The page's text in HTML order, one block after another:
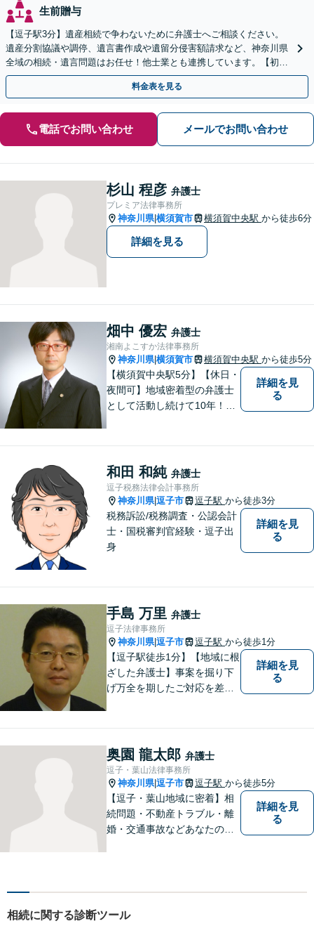
生前贈与
【逗子駅3分】遺産相続で争わないために弁護士へご相談ください。
遺産分割協議や調停、遺言書作成や遺留分侵害額請求など、神奈川県
全域の相続・遺言問題はお任せ！他士業とも連携しています。【初回
面談無料】【夜間・休日は予約で対応可】
料金表を見る
電話でお問い合わせ メールでお問い合わせ
杉山 程彦 弁護士
プレミア法律事務所
神奈川県|横須賀市 横須賀中央駅 から徒歩6分
詳細を見る
畑中 優宏 弁護士
湘南よこすか法律事務所
神奈川県|横須賀市 横須賀中央駅 から徒歩5分
【横須賀中央駅5分】【休日・
夜間可】地域密着型の弁護士
として活動し続けて10年！豊
可】【女性弁護士在籍】
詳細を見
る
和田 和純 弁護士
逗子税務法律会計事務所
神奈川県|逗子市 逗子駅 から徒歩3分
税務訴訟/税務調査・公認会計
士・国税審判官経験・逗子出
身
詳細を見
る
手島 万里 弁護士
逗子法律事務所
神奈川県|逗子市 逗子駅 から徒歩1分
【逗子駅徒歩1分】【地域に根
ざした弁護士】事案を掘り下
げ万全を期したご対応を差し
ど、幅広く対応可能。【明確
な料金体系】１件１件ていね
いに対応させて頂きます。ご
連絡ください。
詳細を見
る
奥園 龍太郎 弁護士
逗子・葉山法律事務所
神奈川県|逗子市 逗子駅 から徒歩5分
【逗子・葉山地域に密着】相
続問題・不動産トラブル・離
婚・交通事故などあなたの困
詳細を見
る
相続に関する診断ツール